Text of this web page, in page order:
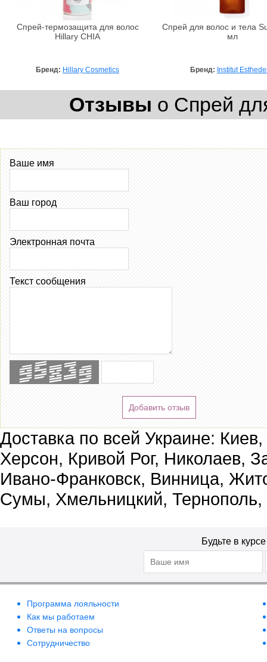
Спрей-термозащита для волос
Hillary CHIA
Бренд: Hillary Cosmetics
Спрей для волос и тела
мл
Бренд: Institut
Отзывы о Спрей
Ваше имя
Ваш город
Электронная почта
Текст сообщения
Добавить отзыв
Доставка по всей Украине:
Херсон, Кривой Рог, Николаев,
Ивано-Франковск, Винница,
Сумы, Хмельницкий, Тернополь,
Будьте в
Программа лояльности
Как мы работаем
Ответы на вопросы
Сотрудничество